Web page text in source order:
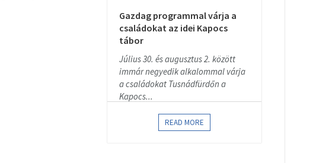
Gazdag programmal várja a
családokat az idei Kapocs
tábor
Július 30. és augusztus 2. között
immár negyedik alkalommal várja
a családokat Tusnádfürdőn a
Kapocs...
READ MORE